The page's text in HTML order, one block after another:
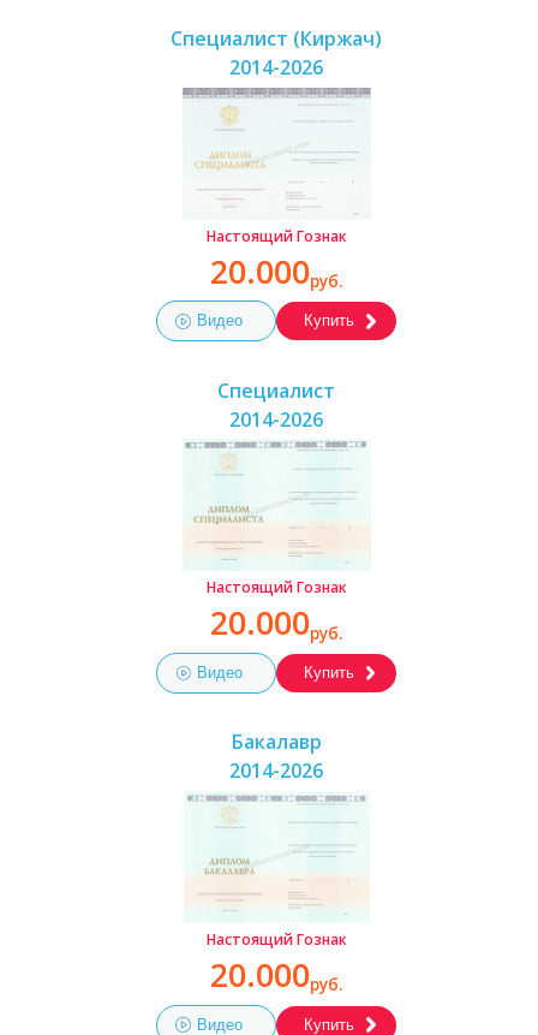
Специалист (Киржач)
2014-2026
Настоящий Гознак
20.000руб.
Видео Купить
Специалист
2014-2026
Настоящий Гознак
20.000руб.
Видео Купить
Бакалавр
2014-2026
Настоящий Гознак
20.000руб.
Видео Купить